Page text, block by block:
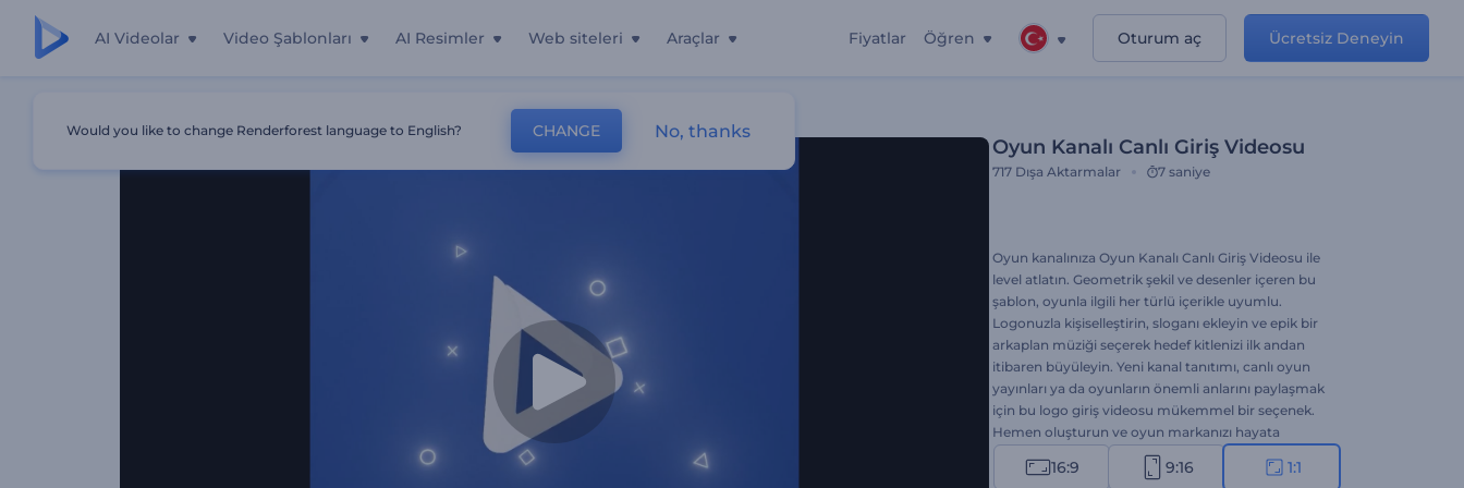
AI Videolar Video Şablonları AI Resimler Web siteleri Araçlar Fiyatlar Öğren Oturum aç Ücretsiz Deneyin
Oyun Kanalı Canlı Giriş Videosu
717 Dışa Aktarmalar 7 saniye
Oyun kanalınıza Oyun Kanalı Canlı Giriş Videosu ile
level atlatın. Geometrik şekil ve desenler içeren bu
şablon, oyunla ilgili her türlü içerikle uyumlu.
Logonuzla kişiselleştirin, sloganı ekleyin ve epik bir
arkaplan müziği seçerek hedef kitlenizi ilk andan
itibaren büyüleyin. Yeni kanal tanıtımı, canlı oyun
yayınları ya da oyunların önemli anlarını paylaşmak
için bu logo giriş videosu mükemmel bir seçenek.
Hemen oluşturun ve oyun markanızı hayata
16:9 9:16 1:1
Would you like to change Renderforest language to English? CHANGE No, thanks